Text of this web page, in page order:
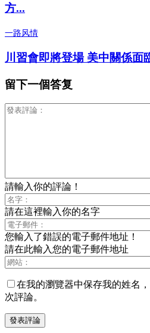
方...
一路风情
川習會即將登場 美中關係面
留下一個答复
請輸入你的評論！
請在這裡輸入你的名字
您輸入了錯誤的電子郵件地址！
請在此輸入您的電子郵件地址
在我的瀏覽器中保存我的姓名
次評論。